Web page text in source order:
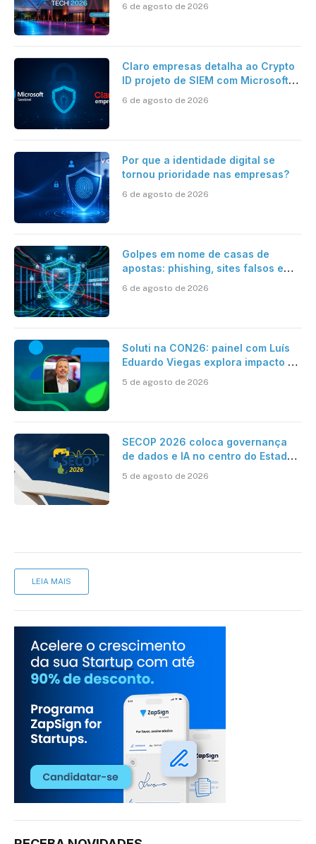
6 de agosto de 2026
Claro empresas detalha ao Crypto
ID projeto de SIEM com Microsoft
automatizada
6 de agosto de 2026
Por que a identidade digital se
tornou prioridade nas empresas?
6 de agosto de 2026
Golpes em nome de casas de
apostas: phishing, sites falsos e
6 de agosto de 2026
Soluti na CON26: painel com Luís
Eduardo Viegas explora impacto de
Contabilidade
5 de agosto de 2026
SECOP 2026 coloca governança
de dados e IA no centro do Estado
5 de agosto de 2026
LEIA MAIS